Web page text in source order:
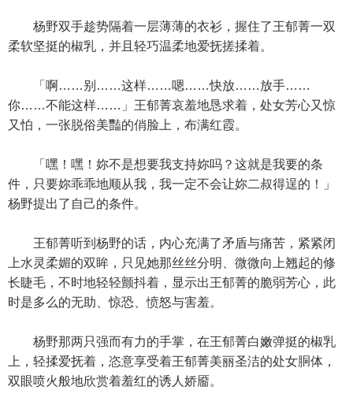
杨野双手趁势隔着一层薄薄的衣衫，握住了王郁菁一双
柔软坚挺的椒乳，并且轻巧温柔地爱抚搓揉着。
「啊……别……这样……嗯……快放……放手……
你……不能这样……」王郁菁哀羞地恳求着，处女芳心又惊
又怕，一张脱俗美豔的俏脸上，布满红霞。
「嘿！嘿！妳不是想要我支持妳吗？这就是我要的条
件，只要妳乖乖地顺从我，我一定不会让妳二叔得逞的！」
杨野提出了自己的条件。
王郁菁听到杨野的话，内心充满了矛盾与痛苦，紧紧闭
上水灵柔媚的双眸，只见她那丝丝分明、微微向上翘起的修
长睫毛，不时地轻轻颤抖着，显示出王郁菁的脆弱芳心，此
时是多么的无助、惊恐、愤怒与害羞。
杨野那两只强而有力的手掌，在王郁菁白嫩弹挺的椒乳
上，轻揉爱抚着，恣意享受着王郁菁美丽圣洁的处女胴体，
双眼喷火般地欣赏着羞红的诱人娇靥。